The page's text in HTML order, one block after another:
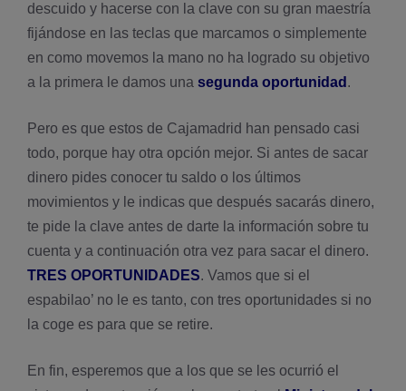
descuido y hacerse con la clave con su gran maestrí­a
fijándose en las teclas que marcamos o simplemente
en como movemos la mano no ha logrado su objetivo
a la primera le damos una segunda oportunidad .
Pero es que estos de Cajamadrid han pensado casi
todo, porque hay otra opción mejor. Si antes de sacar
dinero pides conocer tu saldo o los últimos
movimientos y le indicas que después sacarás dinero,
te pide la clave antes de darte la información sobre tu
cuenta y a continuación otra vez para sacar el dinero.
TRES OPORTUNIDADES. Vamos que si el
espabilao’ no le es tanto, con tres oportunidades si no
la coge es para que se retire.
En fin, esperemos que a los que se les ocurrió el